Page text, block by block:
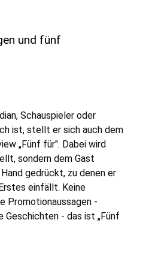
und fünf
Schauspieler oder
ist, stellt er sich auch dem
„Fünf für". Dabei wird
sondern dem Gast
gedrückt, zu denen er
einfällt. Keine
Promotionaussagen -
Geschichten - das ist „Fünf